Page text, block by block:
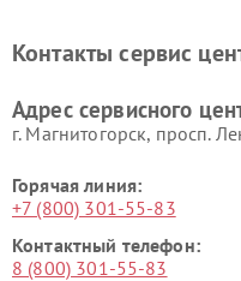
Контакты сервис
Адрес сервисного
г. Магнитогорск, просп.
Горячая линия:
+7 (800) 301-55-83
Контактный телефон:
8 (800) 301-55-83